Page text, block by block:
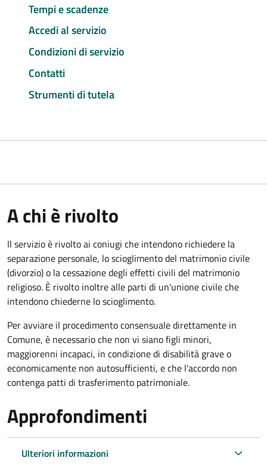
Tempi e scadenze
Accedi al servizio
Condizioni di servizio
Contatti
Strumenti di tutela
A chi è rivolto
Il servizio è rivolto ai coniugi che intendono richiedere la
separazione personale, lo scioglimento del matrimonio civile
(divorzio) o la cessazione degli effetti civili del matrimonio
religioso. È rivolto inoltre alle parti di un'unione civile che
intendono chiederne lo scioglimento.
Per avviare il procedimento consensuale direttamente in
Comune, è necessario che non vi siano figli minori,
maggiorenni incapaci, in condizione di disabilità grave o
economicamente non autosufficienti, e che l'accordo non
contenga patti di trasferimento patrimoniale.
Approfondimenti
Ulteriori informazioni